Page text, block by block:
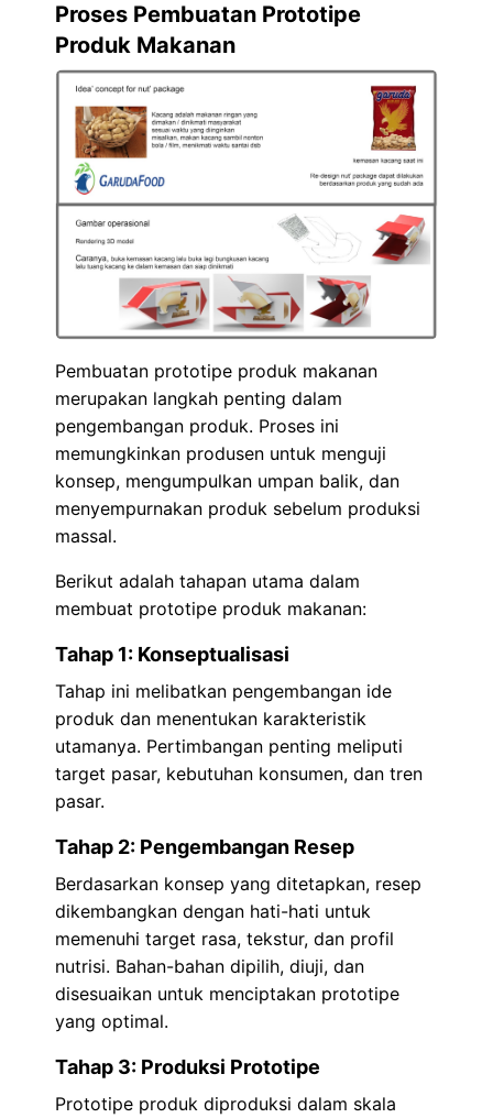
Proses Pembuatan Prototipe
Produk Makanan
Pembuatan prototipe produk makanan
merupakan langkah penting dalam
pengembangan produk. Proses ini
memungkinkan produsen untuk menguji
konsep, mengumpulkan umpan balik, dan
menyempurnakan produk sebelum produksi
massal.
Berikut adalah tahapan utama dalam
membuat prototipe produk makanan:
Tahap 1: Konseptualisasi
Tahap ini melibatkan pengembangan ide
produk dan menentukan karakteristik
utamanya. Pertimbangan penting meliputi
target pasar, kebutuhan konsumen, dan tren
pasar.
Tahap 2: Pengembangan Resep
Berdasarkan konsep yang ditetapkan, resep
dikembangkan dengan hati-hati untuk
memenuhi target rasa, tekstur, dan profil
nutrisi. Bahan-bahan dipilih, diuji, dan
disesuaikan untuk menciptakan prototipe
yang optimal.
Tahap 3: Produksi Prototipe
Prototipe produk diproduksi dalam skala